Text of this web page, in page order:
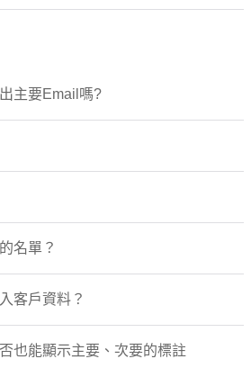
主要Email嗎?
名單？
客戶資料？
也能顯示主要、次要的標註